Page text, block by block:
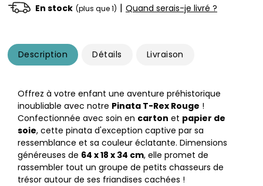
En stock (plus que 1) | Quand serais-je livré ?
Description Détails Livraison
Offrez à votre enfant une aventure préhistorique
inoubliable avec notre Pinata T-Rex Rouge !
Confectionnée avec soin en carton et papier de
soie, cette pinata d'exception captive par sa
ressemblance et sa couleur éclatante. Dimensions
généreuses de 64 x 18 x 34 cm, elle promet de
rassembler tout un groupe de petits chasseurs de
trésor autour de ses friandises cachées !